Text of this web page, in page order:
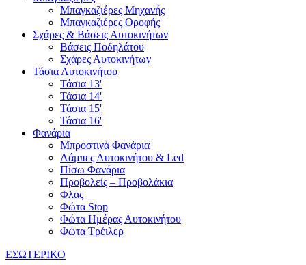
Μπαγκαζιέρες Μηχανής
Μπαγκαζιέρες Οροφής
Σχάρες & Βάσεις Αυτοκινήτων
Βάσεις Ποδηλάτου
Σχάρες Αυτοκινήτων
Τάσια Αυτοκινήτου
Τάσια 13'
Τάσια 14'
Τάσια 15'
Τάσια 16'
Φανάρια
Μπροστινά Φανάρια
Λάμπες Αυτοκινήτου & Led
Πίσω Φανάρια
Προβολείς – Προβολάκια
Φλας
Φώτα Stop
Φώτα Ημέρας Αυτοκινήτου
Φώτα Τρέιλερ
ΕΣΩΤΕΡΙΚΟ